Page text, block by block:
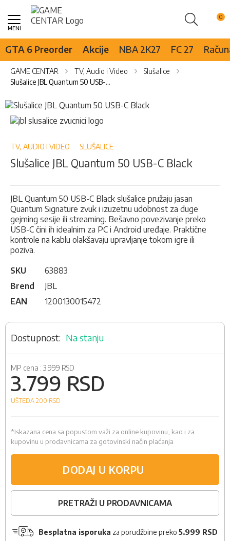
Pretraži
Skip
Content
GTA 6 Preorder Akcije NBA 2K27 FC 27
GAME CENTAR TV, Audio i Video
Slušalice
Slušalice JBL Quantum 50 USB-C Black
Skip
to
the
of
images
Skip
to
beginning
the
gallery
TV, AUDIO I VIDEO SLUŠALICE
Slušalice JBL Quantum 50 USB-C Black
JBL Quantum 50 USB-C Black slušalice pružaju jasan
Quantum Signature zvuk i izuzetnu udobnost za duge
gejming sesije ili streaming. Bešavno povezivanje preko
USB-C čini ih idealnim za PC i Android uređaje. Praktične
kontrole na kablu olakšavaju upravljanje tokom igre ili
poziva.
SKU
63883
Brend
JBL
EAN
1200130015472
Na stanju
MP cena : 3.999 RSD
3.799 RSD
UŠTEDA 200 RSD
*Iskazana cena sa popustom važi za online kupovinu, kao i za
kupovinu u prodavnicama za gotovinski način plaćanja
DODAJ U KORPU
PRETRAŽI U PRODAVNICAMA
Besplatna isporuka za porudžbine preko 5.999 RSD